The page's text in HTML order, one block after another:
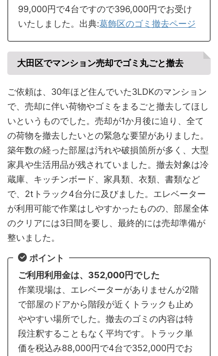
99,000円で4台ですので396,000円でお受け
いたしました。出典:葛飾区のゴミ撤去ページ
大田区でマンション売却でゴミ丸ごと撤去
ご依頼は、30年ほど住んでいた3LDKのマンション
で、売却に伴い荷物やゴミをまるごと撤去してほし
いというものでした。売却が1か月後に迫り、全て
の荷物を撤去したいとの緊急な要望がありました。
築年数の経った部屋は汚れや破損箇所が多く、大型
家具や生活用品が残されていました。撤去対象は冷
蔵庫、キッチンボード、家具類、衣類、書類など
で、2tトラック4台分に及びました。エレベーター
が利用可能で作業はしやすかったものの、部屋全体
のクリアには3日間を要し、最終的には売却準備が
整いました。
ポイント
ご利用利用金は、352,000円でした
作業現場は、エレベーターがありませんが2階
で部屋のドアから階段が近くトラックも止め
ややすい場所でした。撤去のゴミの内容は特
段注釈することもなく平均です。トラック単
価を税込み88,000円で4台で352,000円でお